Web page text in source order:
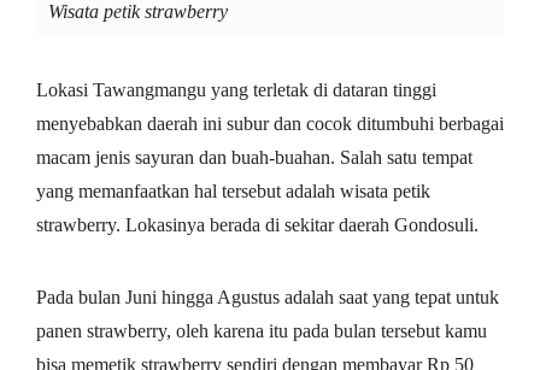
Wisata petik strawberry
Lokasi Tawangmangu yang terletak di dataran tinggi
menyebabkan daerah ini subur dan cocok ditumbuhi berbagai
macam jenis sayuran dan buah-buahan. Salah satu tempat
yang memanfaatkan hal tersebut adalah wisata petik
strawberry. Lokasinya berada di sekitar daerah Gondosuli.
Pada bulan Juni hingga Agustus adalah saat yang tepat untuk
panen strawberry, oleh karena itu pada bulan tersebut kamu
bisa memetik strawberry sendiri dengan membayar Rp 50